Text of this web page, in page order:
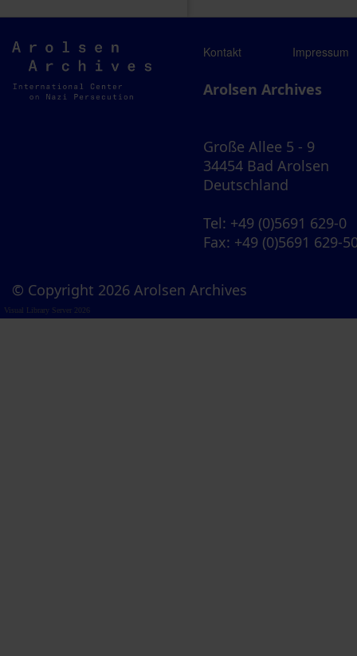
Arolsen
Archives
Kontakt Impressum
Arolsen Archives
Große Allee 5 - 9
34454 Bad Arolsen
Deutschland
Tel: +49 (0)5691 629-0
Fax: +49 (0)5691 629-
© Copyright 2026 Arolsen Archives
Visual Library Server 2026